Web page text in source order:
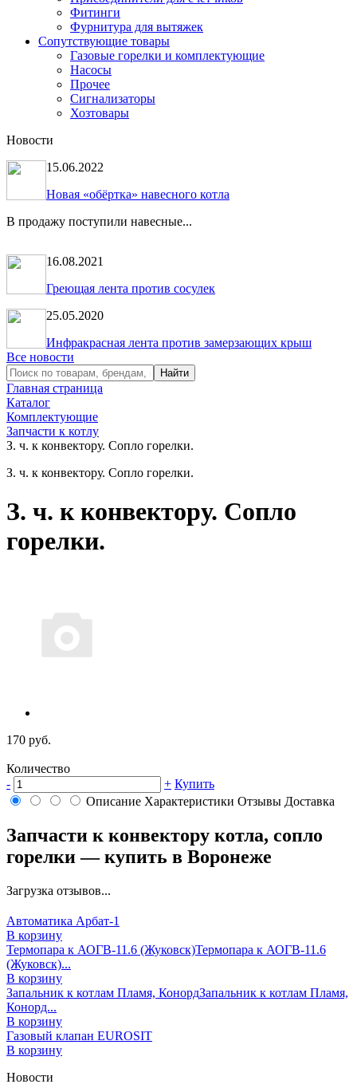
Фитинги
Фурнитура для вытяжек
Сопутствующие товары
Газовые горелки и комплектующие
Насосы
Прочее
Сигнализаторы
Хозтовары
Новости
15.06.2022
Новая «обёртка» навесного котла
В продажу поступили навесные...
16.08.2021
Греющая лента против сосулек
25.05.2020
Инфракрасная лента против замерзающих крыш
Все новости
Главная страница
Каталог
Комплектующие
Запчасти к котлу
З. ч. к конвектору. Сопло горелки.
З. ч. к конвектору. Сопло горелки.
З. ч. к конвектору. Сопло
горелки.
170 руб.
Количество
-
+ Купить
Описание Характеристики Отзывы Доставка
Запчасти к конвектору котла, сопло
горелки — купить в Воронеже
Загрузка отзывов...
Автоматика Арбат-1
В корзину
Термопара к АОГВ-11.6 (Жуковск)Термопара к АОГВ-11.6
(Жуковск)...
В корзину
Запальник к котлам Пламя, КонордЗапальник к котлам Пламя,
Конорд...
В корзину
Газовый клапан EUROSIT
В корзину
Новости